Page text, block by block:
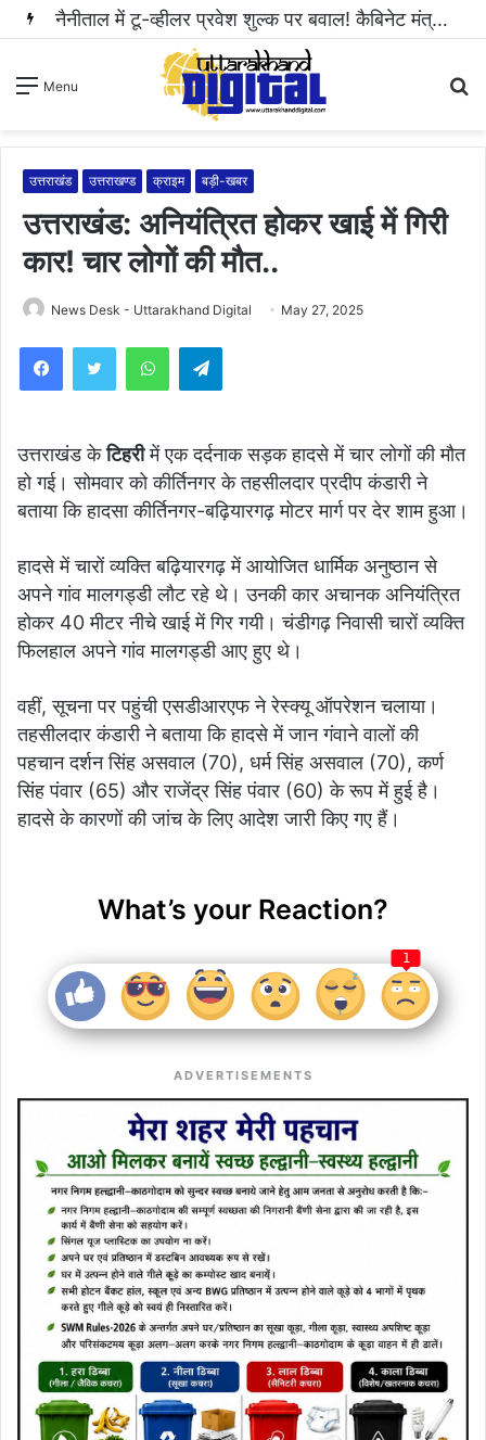
नैनीताल में टू-व्हीलर प्रवेश शुल्क पर बवाल! कैबिनेट मंत्री राम सिंह कैड़ा ने रुकवाई वसूली..
Menu
उत्तराखंड उत्तराखण्ड क्राइम बड़ी-खबर
उत्तराखंड: अनियंत्रित होकर खाई में गिरी
कार! चार लोगों की मौत..
News Desk - Uttarakhand Digital May 27, 2025
WhatsAppTelegram
उत्तराखंड केटिहरीमें एक दर्दनाक सड़क हादसे में चार लोगों की मौत
हो गई। सोमवार को कीर्तिनगर के तहसीलदार प्रदीप कंडारी ने
बताया कि हादसा कीर्तिनगर-बढ़ियारगढ़ मोटर मार्ग पर देर शाम हुआ।
हादसे में चारों व्यक्ति बढ़ियारगढ़ में आयोजित धार्मिक अनुष्ठान से
अपने गांव मालगड्डी लौट रहे थे। उनकी कार अचानक अनियंत्रित
होकर 40 मीटर नीचे खाई में गिर गयी। चंडीगढ़ निवासी चारों व्यक्ति
फिलहाल अपने गांव मालगड्डी आए हुए थे।
वहीं, सूचना पर पहुंची एसडीआरएफ ने रेस्क्यू ऑपरेशन चलाया।
तहसीलदार कंडारी ने बताया कि हादसे में जान गंवाने वालों की
पहचान दर्शन सिंह असवाल (70), धर्म सिंह असवाल (70), कर्ण
सिंह पंवार (65) और राजेंद्र सिंह पंवार (60) के रूप में हुई है।
हादसे के कारणों की जांच के लिए आदेश जारी किए गए हैं।
What’s your Reaction?
1
ADVERTISEMENTS